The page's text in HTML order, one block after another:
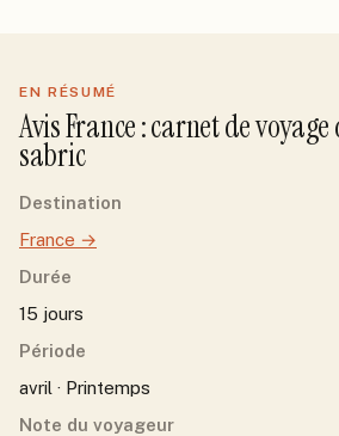
EN RÉSUMÉ
AvisFrance: carnet de
sabric
Destination
France →
Durée
15 jours
Période
avril · Printemps
Note du voyageur